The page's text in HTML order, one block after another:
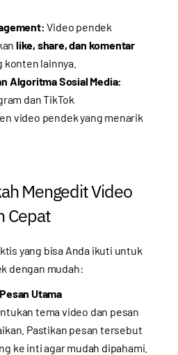
Video pendek
like, share, dan komentar
konten lainnya.
Algoritma Sosial Media:
dan TikTok
video pendek yang menarik
Mengedit Video
Cepat
yang bisa Anda ikuti untuk
dengan mudah:
Utama
tema video dan pesan
Pastikan pesan tersebut
ke inti agar mudah dipahami.